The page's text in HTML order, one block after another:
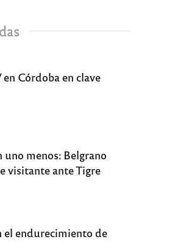
Córdoba en clave
uno menos: Belgrano
visitante ante Tigre
el endurecimiento de